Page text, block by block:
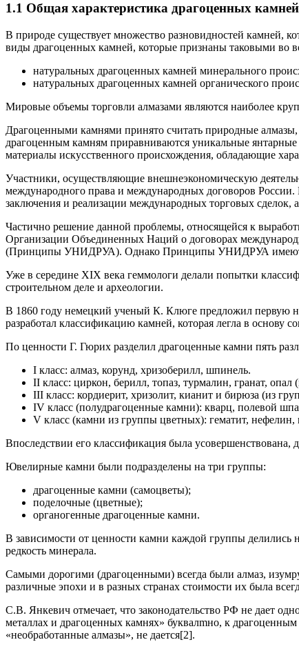
1.1 Общая характеристика драгоценных камней
В природе существует множество разновидностей камней,
виды драгоценных камней, которые признаны таковыми
натуральных драгоценных камней минерального
натуральных драгоценных камней органического
Мировые объемы торговли алмазами являются наиболее
Драгоценными камнями принято считать природные
драгоценным камням приравниваются уникальные
материалы искусственного происхождения, обладающие
Участники, осуществляющие внешнеэкономическую
международного права и международных договоров
заключения и реализации международных торговых сделок,
Частично решение данной проблемы, относящейся к
Организации Объединенных Наций о договорах
(Принципы УНИДРУА). Однако Принципы УНИДРУА имеют
Уже в середине XIX века геммологи делали попытки
строительном деле и археологии.
В 1860 году немецкий ученый К. Клюге предложил первую
разработал классификацию камней, которая легла в основу
По ценности Г. Гюрих разделил драгоценные камни пять
I класс: алмаз, корунд, хризоберилл, шпинель.
II класс: циркон, берилл, топаз, турмалин, гранат,
III класс: кордиерит, хризолит, кианит и бирюза (из
IV класс (полудрагоценные камни): кварц, полевой
V класс (камни из группы цветных): гематит, нефелин,
Впоследствии его классификация была
Ювелирные камни были подразделены на три группы:
драгоценные камни (самоцветы);
поделочные (цветные);
органогенные драгоценные камни.
В зависимости от ценности камни каждой группы делились
редкость минерала.
Самыми дорогими (драгоценными) всегда были алмаз,
различные эпохи и в разных странах стоимости их была
С.В. Янкевич отмечает, что законодательство РФ не дает
металлах и драгоценных камнях» буквалmно, к
«необработанные алмазы», не дается[2].